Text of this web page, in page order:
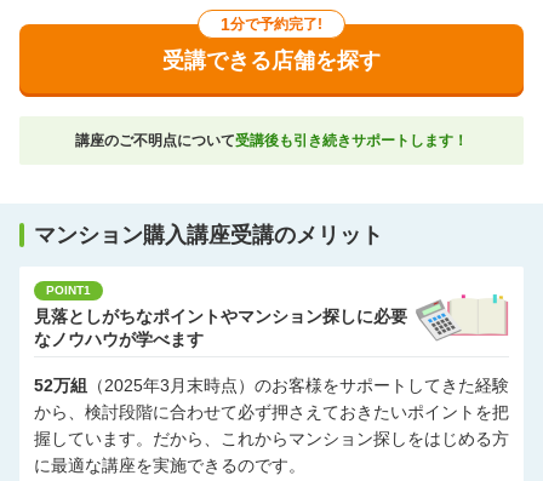
用、保証・制度、設備・間取りプランなどメリットデメリットを
比較して、自分たちのライフプランに合わせた選択を考えていく
講座です。マンション購入を検討したいけど、新築と中古どちら
が自分に合っているかわからない。マンション選びの判断に悩ん
でいる方必見です！
1分で予約完了!
受講できる店舗を探す
講座のご不明点について受講後も引き続きサポートします！
マンション購入講座受講のメリット
POINT1
見落としがちなポイントやマンション探しに必要
なノウハウが学べます
52万組
（2025年3月末時点）のお客様をサポートしてきた経験
から、検討段階に合わせて必ず押さえておきたいポイントを把
握しています。だから、これからマンション探しをはじめる方
に最適な講座を実施できるのです。